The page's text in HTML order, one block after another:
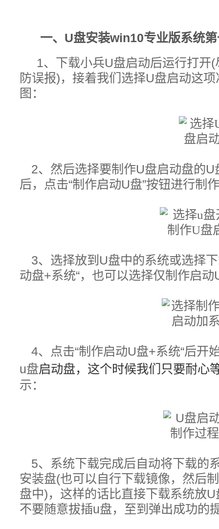
一、 U盘安装win10专业版系统
1、下载小兵U盘启动后运行打开(
防误报)，接着我们选择U盘启动这项
图：
2、然后选择要制作U盘启动盘的U
后，点击“制作启动U盘”按钮进行制
3、选择放到U盘中的系统或选择
动盘+系统“，也可以选择仅制作启动
4、
点击“制作启动U盘+系统“后开
u盘启动盘，这个时候我们只要耐心
示：
5、 系统下载完成后自动将下载的
安装盘(也可以自行下载镜像，然后
盘中)，这样的话比直接下载系统放
不要随意拔插u盘，至到弹出成功的